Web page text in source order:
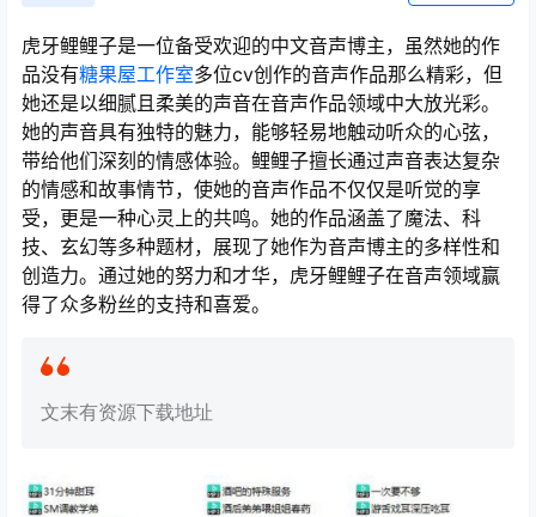
虎牙鲤鲤子是一位备受欢迎的中文音声博主，虽然她的作
品没有糖果屋工作室多位cv创作的音声作品那么精彩，但
她还是以细腻且柔美的声音在音声作品领域中大放光彩。
她的声音具有独特的魅力，能够轻易地触动听众的心弦，
带给他们深刻的情感体验。鲤鲤子擅长通过声音表达复杂
的情感和故事情节，使她的音声作品不仅仅是听觉的享
受，更是一种心灵上的共鸣。她的作品涵盖了魔法、科
技、玄幻等多种题材，展现了她作为音声博主的多样性和
创造力。通过她的努力和才华，虎牙鲤鲤子在音声领域赢
得了众多粉丝的支持和喜爱。
文末有资源下载地址